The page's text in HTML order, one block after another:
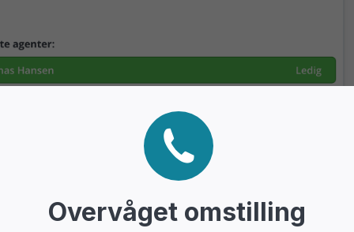
Overvåget omstilling